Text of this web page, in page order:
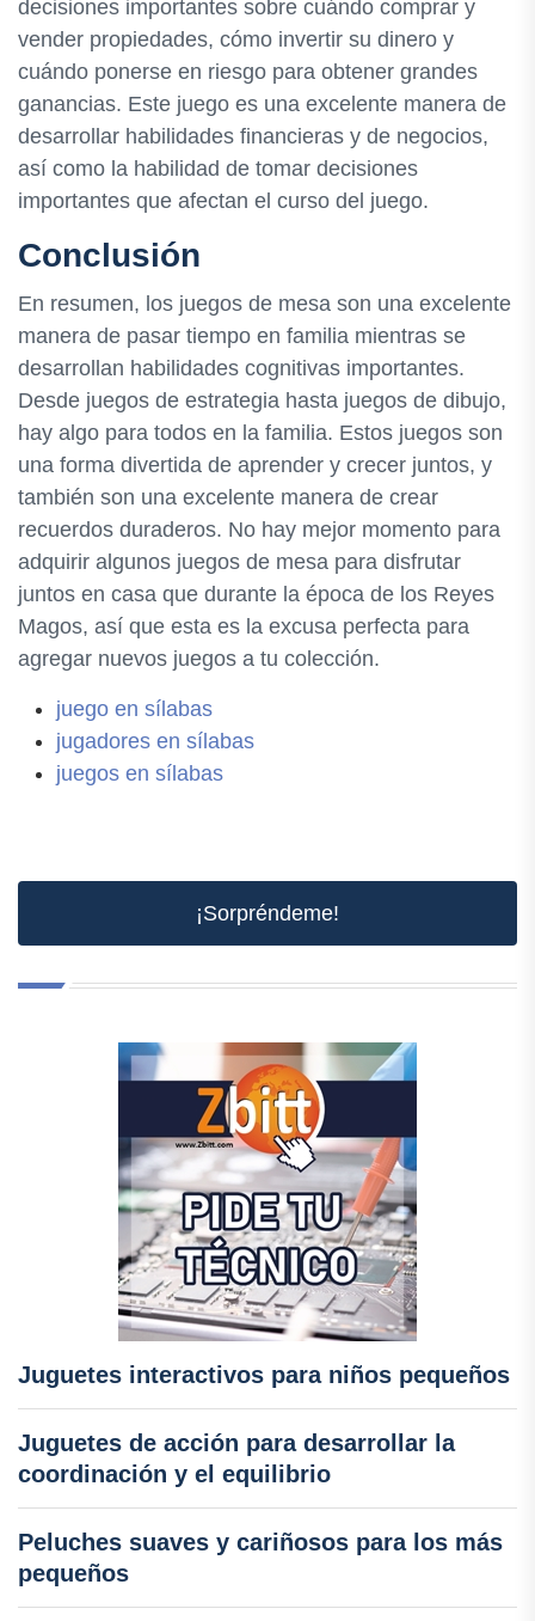
decisiones importantes sobre cuándo comprar y
vender propiedades, cómo invertir su dinero y
cuándo ponerse en riesgo para obtener grandes
ganancias. Este juego es una excelente manera de
desarrollar habilidades financieras y de negocios,
así como la habilidad de tomar decisiones
importantes que afectan el curso del juego.
Conclusión
En resumen, los juegos de mesa son una excelente
manera de pasar tiempo en familia mientras se
desarrollan habilidades cognitivas importantes.
Desde juegos de estrategia hasta juegos de dibujo,
hay algo para todos en la familia. Estos juegos son
una forma divertida de aprender y crecer juntos, y
también son una excelente manera de crear
recuerdos duraderos. No hay mejor momento para
adquirir algunos juegos de mesa para disfrutar
juntos en casa que durante la época de los Reyes
Magos, así que esta es la excusa perfecta para
agregar nuevos juegos a tu colección.
juego en sílabas
jugadores en sílabas
juegos en sílabas
¡Sorpréndeme!
Juguetes interactivos para niños pequeños
Juguetes de acción para desarrollar la
coordinación y el equilibrio
Peluches suaves y cariñosos para los más
pequeños